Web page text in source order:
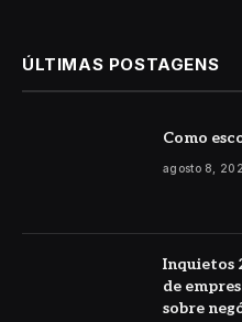
ÚLTIMAS POSTAGENS
Como
agosto 8,
Inquietos
de
sobre